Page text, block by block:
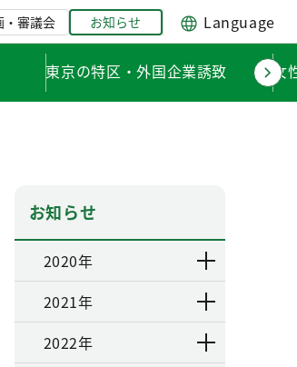
・審議会 お知らせ Language
東京の特区・外国企業誘致 女
お知らせ
2020年
2021年
2022年